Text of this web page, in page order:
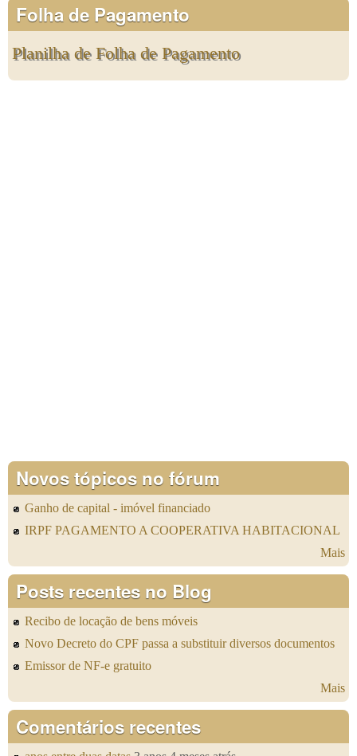
Folha de Pagamento
Planilha de Folha de Pagamento
Novos tópicos no fórum
Ganho de capital - imóvel financiado
IRPF PAGAMENTO A COOPERATIVA HABITACIONAL
Mais
Posts recentes no Blog
Recibo de locação de bens móveis
Novo Decreto do CPF passa a substituir diversos documentos
Emissor de NF-e gratuito
Mais
Comentários recentes